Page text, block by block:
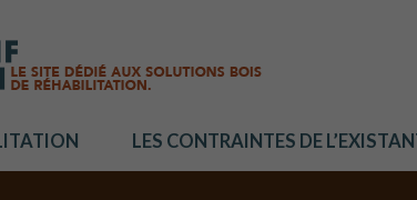
LES CONTRAINTES DE